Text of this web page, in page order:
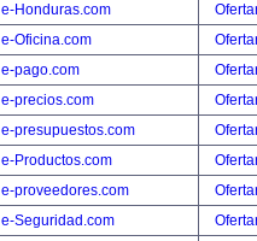
e-Honduras.com
e-Oficina.com
e-pago.com
e-precios.com
e-presupuestos.com
e-Productos.com
e-proveedores.com
e-Seguridad.com